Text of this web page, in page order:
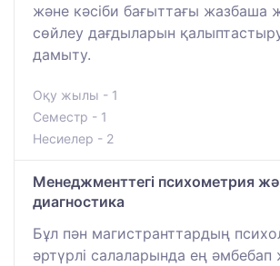
және кәсіби бағыттағы жазбаша
сөйлеу дағдыларын
дамыту.
Оқу жылы - 1
Семестр - 1
Несиелер - 2
Менеджменттегі психометрия
диагностика
Бұл пән магистранттардың
әртүрлі салаларында ең әмбебап